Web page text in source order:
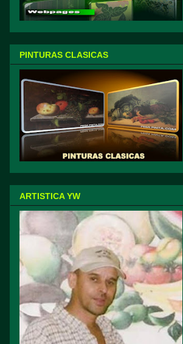
PINTURAS CLASICAS
ARTISTICA YW